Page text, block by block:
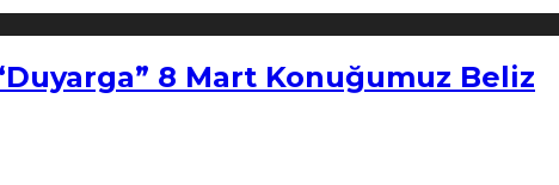
8 Mart Konuğumuz Beliz